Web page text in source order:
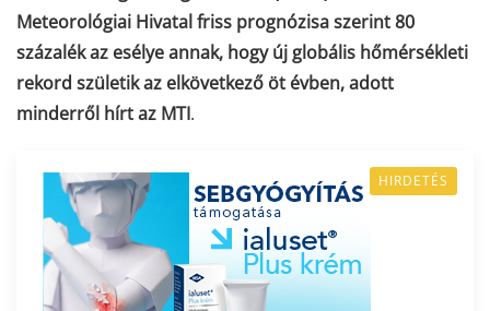
Meteorológiai Hivatal friss prognózisa szerint 80
százalék az esélye annak, hogyúj globális hőmérsékleti
rekord születik az elkövetkező öt évben, adott
minderről hírt az MTI.
HIRDETÉS